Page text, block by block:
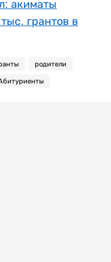
акиматы
грантов в
родители